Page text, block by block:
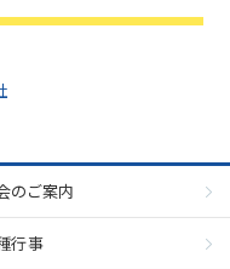
のご案内
行事